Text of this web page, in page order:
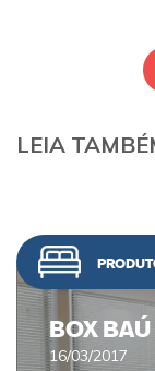
LEIA
BOX BAÚ
16/03/2017